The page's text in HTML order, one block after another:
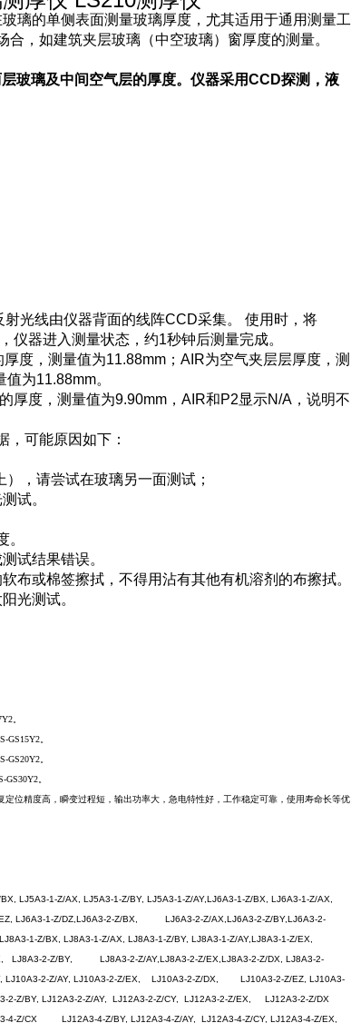
璃的单侧表面测量玻璃厚度，尤其适用于通用测量工
，如建筑夹层玻璃（中空玻璃）窗厚度的测量。
玻璃及中间空气层的厚度。仪器采用CCD探测，液
光线由仪器背面的线阵CCD采集。 使用时，将
仪器进入测量状态，约1秒钟后测量完成。
度，测量值为11.88mm；AIR为空气夹层层厚度，测
为11.88mm。
度，测量值为9.90mm，AIR和P2显示N/A，说明不
可能原因如下：
，请尝试在玻璃另一面测试；
试。
。
试结果错误。
布或棉签擦拭，不得用沾有其他有机溶剂的布擦拭。
光测试。
。
GS15Y2。
GS20Y2。
GS30Y2。
位精度高，瞬变过程短，输出功率大，急电特性好，工作稳定可靠，使用寿命长等优
LJ5A3-1-Z/AX, LJ5A3-1-Z/BY, LJ5A3-1-Z/AY,LJ6A3-1-Z/BX, LJ6A3-1-Z/AX,
LJ6A3-1-Z/DZ,LJ6A3-2-Z/BX, LJ6A3-2-Z/AX,LJ6A3-2-Z/BY,LJ6A3-2-
1-Z/BX, LJ8A3-1-Z/AX, LJ8A3-1-Z/BY, LJ8A3-1-Z/AY,LJ8A3-1-Z/EX,
LJ8A3-2-Z/BY, LJ8A3-2-Z/AY,LJ8A3-2-Z/EX,LJ8A3-2-Z/DX, LJ8A3-2-
2-Z/AY, LJ10A3-2-Z/EX, LJ10A3-2-Z/DX, LJ10A3-2-Z/EZ, LJ10A3-
BY, LJ12A3-2-Z/AY, LJ12A3-2-Z/CY, LJ12A3-2-Z/EX, LJ12A3-2-Z/DX
4-Z/CX LJ12A3-4-Z/BY, LJ12A3-4-Z/AY, LJ12A3-4-Z/CY, LJ12A3-4-Z/EX,